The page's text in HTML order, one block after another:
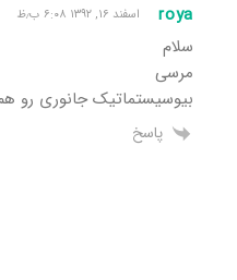
roya اسفند ۱۶, ۱۳۹۲ ۶:۰۸ ب٫ظ
سلام
مرسی
بیوسیستماتیک جانوری رو
پاسخ